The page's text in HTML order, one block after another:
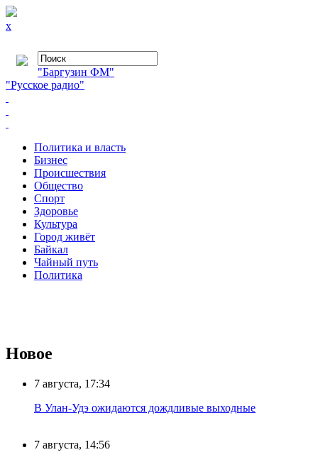
x
"Баргузин ФМ"
"Русское радио"
Политика и власть
Бизнес
Происшествия
Общество
Cпорт
Здоровье
Культура
Город живёт
Байкал
Чайный путь
Политика
Новое
7 августа, 17:34
В Улан-Удэ ожидаются дождливые выходные
7 августа, 14:56